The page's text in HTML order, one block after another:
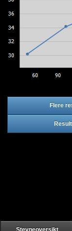
Flere
Stevneoversikt